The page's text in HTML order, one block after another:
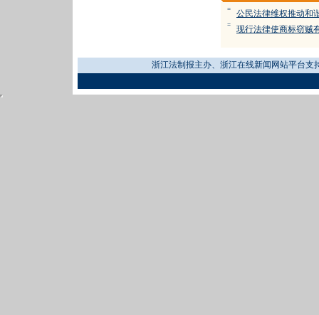
= 公民法律维权推动和
= 现行法律使商标窃贼
浙江法制报主办、浙江在线新闻网站平台